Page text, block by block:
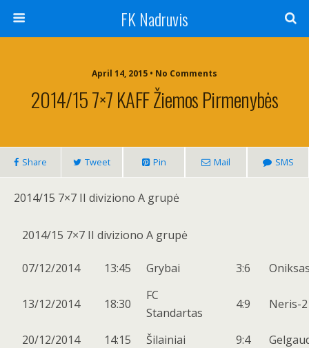
FK Nadruvis
April 14, 2015 • No Comments
2014/15 7×7 KAFF Žiemos Pirmenybės
Share Tweet Pin Mail SMS
2014/15 7×7 II diviziono A grupė
2014/15 7×7 II diviziono A grupė
07/12/2014 13:45 Grybai 3:6
13/12/2014 18:30
FC
Standartas
4:9 Neris-2
20/12/2014 14:15 Šilainiai 9:4